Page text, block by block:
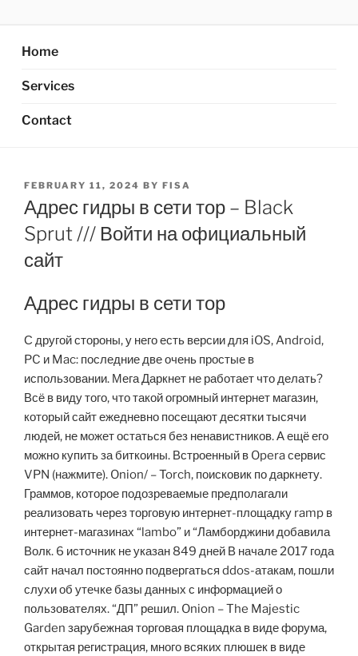
content
Home
Services
Contact
POSTED
ON
FEBRUARY 11, 2024 BY FISA
Адрес гидры в сети тор – Black
Sprut /// Войти на официальный
сайт
Адрес гидры в сети тор
С другой стороны, у него есть версии для iOS, Android,
PC и Mac: последние две очень простые в
использовании. Мега Даркнет не работает что делать?
Всё в виду того, что такой огромный интернет магазин,
который сайт ежедневно посещают десятки тысячи
людей, не может остаться без ненавистников. А ещё его
можно купить за биткоины. Встроенный в Opera сервис
VPN (нажмите). Onion/ – Torch, поисковик по даркнету.
Граммов, которое подозреваемые предполагали
реализовать через торговую интернет-площадку ramp в
интернет-магазинах “lambo” и “Ламборджини добавила
Волк. 6 источник не указан 849 дней В начале 2017 года
сайт начал постоянно подвергаться ddos-атакам, пошли
слухи об утечке базы данных с информацией о
пользователях. “ДП” решил. Onion – The Majestic
Garden зарубежная торговая площадка в виде форума,
открытая регистрация, много всяких плюшек в виде